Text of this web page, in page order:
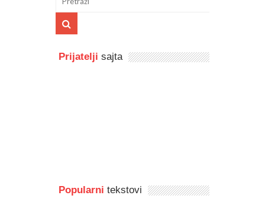
Prijatelji sajta
Popularni tekstovi